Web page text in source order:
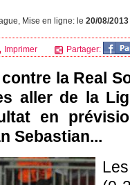
Mise en ligne: le 20/08/2013
Imprimer Partager:
la Real
aller de la
en
Sebastian...